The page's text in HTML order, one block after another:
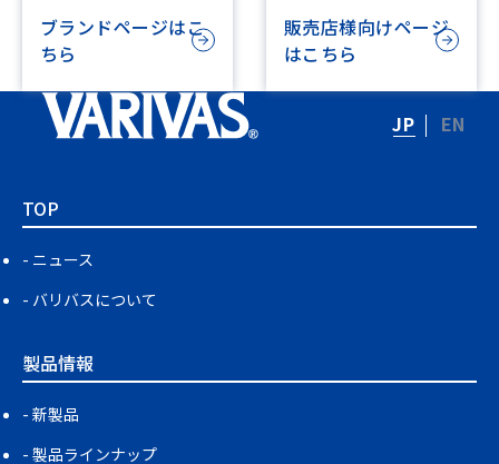
ブランドページはこ
ちら
行えます
販売店様向けページ
はこちら
JP EN
TOP
ニュース
バリバスについて
製品情報
新製品
製品ラインナップ